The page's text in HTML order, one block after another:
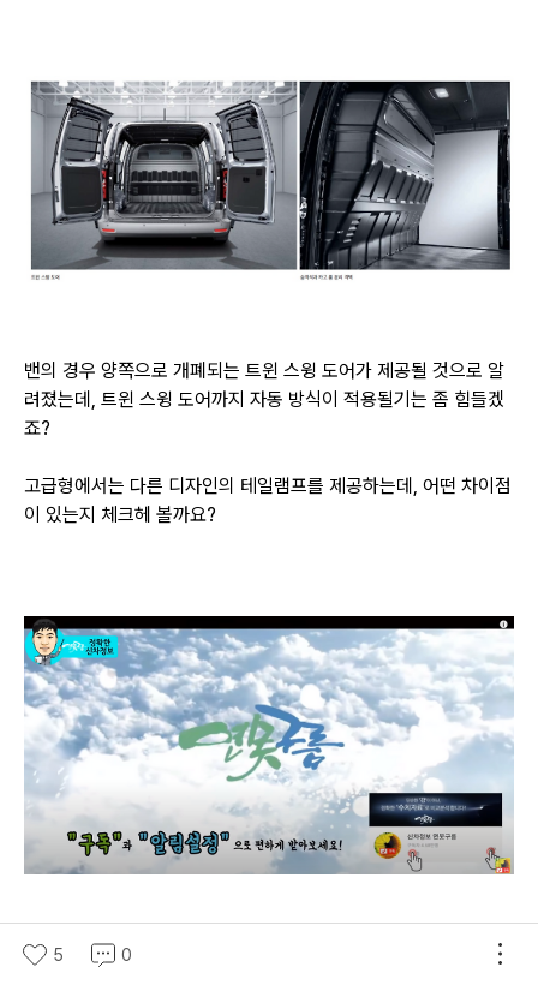
밴의 경우 양쪽으로 개폐되는 트윈 스윙 도어가 제공될 것으로 알
려졌는데, 트윈 스윙 도어까지 자동 방식이 적용될기는 좀 힘들겠
죠?
고급형에서는 다른 디자인의 테일램프를 제공하는데, 어떤 차이점
이 있는지 체크헤 볼까요?
※ 유튜브에서 "연못구름"채널을 "구독"하시면 신차 소식
5 0